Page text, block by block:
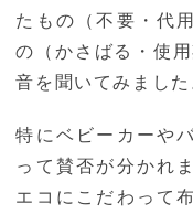
たもの（不要・代
の（かさばる・使
音を聞いてみました
特にベビーカーや
って賛否が分かれ
エコにこだわって